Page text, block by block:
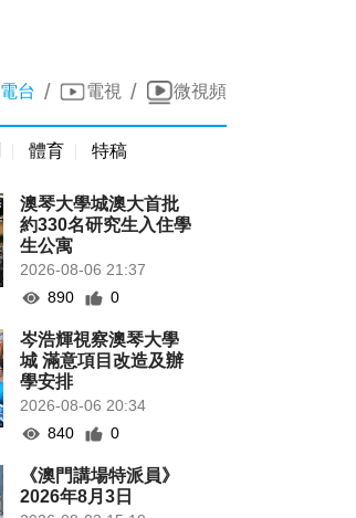
電台 / 電視 / 微視頻
體育 特稿
澳琴大學城澳大首批
約330名研究生入住學
生公寓
2026-08-06 21:37
890
0
岑浩輝視察澳琴大學
城 滿意項目改造及辦
學安排
2026-08-06 20:34
840
0
《澳門講場特派員》
2026年8月3日